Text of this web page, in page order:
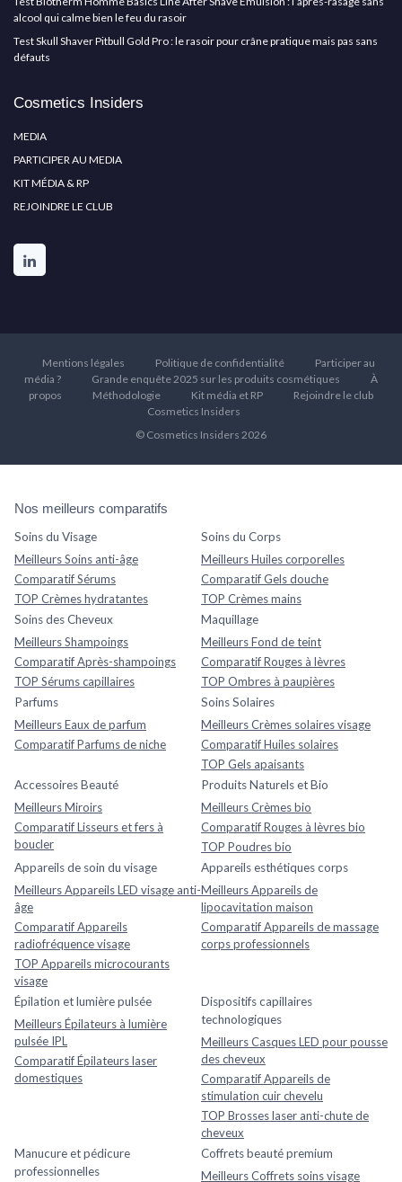
alcool qui calme bien le feu du rasoir
Test Skull Shaver Pitbull Gold Pro : le rasoir pour crâne pratique mais pas sans
défauts
Cosmetics Insiders
MEDIA
PARTICIPER AU MEDIA
KIT MÉDIA & RP
REJOINDRE LE CLUB
Mentions légales Politique de confidentialité
Participer au
média ?
Grande enquête 2025 sur les produits cosmétiques
À
propos
Méthodologie Kit média et RP
Rejoindre le club
Cosmetics Insiders
© Cosmetics Insiders 2026
Nos meilleurs comparatifs
Soins du Visage
Meilleurs Soins anti-âge
Comparatif Sérums
TOP Crèmes hydratantes
Soins du Corps
Meilleurs Huiles corporelles
Comparatif Gels douche
TOP Crèmes mains
Soins des Cheveux
Meilleurs Shampoings
Comparatif Après-shampoings
TOP Sérums capillaires
Maquillage
Meilleurs Fond de teint
Comparatif Rouges à lèvres
TOP Ombres à paupières
Parfums
Meilleurs Eaux de parfum
Comparatif Parfums de niche
Soins Solaires
Meilleurs Crèmes solaires visage
Comparatif Huiles solaires
TOP Gels apaisants
Accessoires Beauté
Meilleurs Miroirs
Comparatif Lisseurs et fers à
boucler
Produits Naturels et Bio
Meilleurs Crèmes bio
Comparatif Rouges à lèvres bio
TOP Poudres bio
Appareils de soin du visage
Meilleurs Appareils LED visage anti-
âge
Comparatif Appareils
radiofréquence visage
TOP Appareils microcourants
visage
Appareils esthétiques corps
Meilleurs Appareils de
lipocavitation maison
Comparatif Appareils de massage
corps professionnels
Épilation et lumière pulsée
Meilleurs Épilateurs à lumière
pulsée IPL
Comparatif Épilateurs laser
domestiques
Dispositifs capillaires
technologiques
Meilleurs Casques LED pour pousse
des cheveux
Comparatif Appareils de
stimulation cuir chevelu
TOP Brosses laser anti-chute de
cheveux
Manucure et pédicure
professionnelles
Coffrets beauté premium
Meilleurs Coffrets soins visage